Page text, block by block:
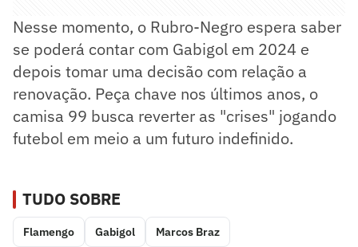
Nesse momento, o Rubro-Negro espera saber
se poderá contar com Gabigol em 2024 e
depois tomar uma decisão com relação a
renovação. Peça chave nos últimos anos, o
camisa 99 busca reverter as "crises" jogando
futebol em meio a um futuro indefinido.
TUDO SOBRE
Flamengo Gabigol Marcos Braz